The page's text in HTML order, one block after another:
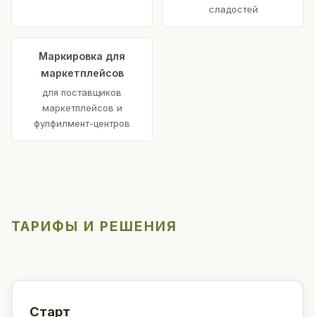
сладостей
Маркировка для
маркетплейсов
для поставщиков
маркетплейсов и
фулфилмент-центров
ТАРИФЫ И РЕШЕНИЯ
Старт